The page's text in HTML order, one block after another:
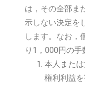
は，その全部ま
示しない決定を
します。なお，
り1，000円の手
本人また
権利利益